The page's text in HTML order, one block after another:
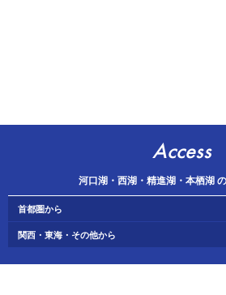
Access
河口湖・西湖・精進湖・本栖湖
首都圏から
関西・東海・その他から